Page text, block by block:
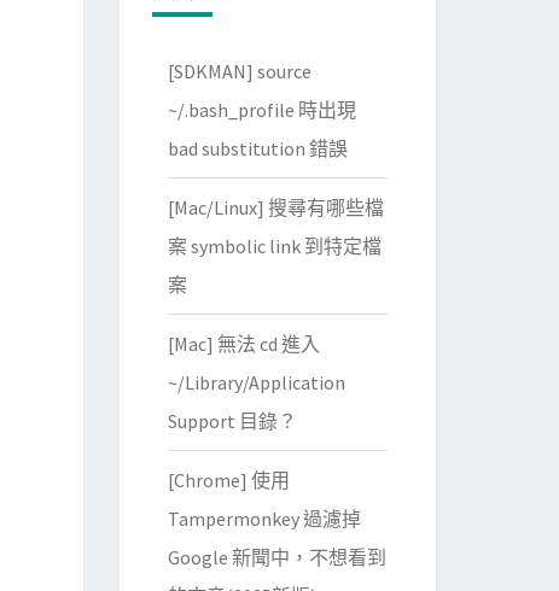
[SDKMAN] source
~/.bash_profile 時出現
bad substitution 錯誤
[Mac/Linux] 搜尋有哪些檔
案 symbolic link 到特定檔
案
[Mac] 無法 cd 進入
~/Library/Application
Support 目錄？
[Chrome] 使用
Tampermonkey 過濾掉
Google 新聞中，不想看到